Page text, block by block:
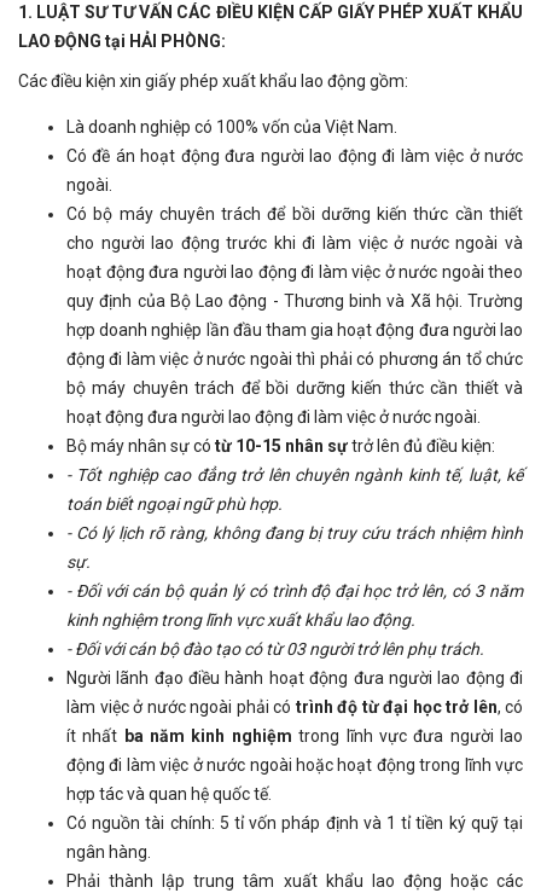
1. LUẬT SƯ TƯ VẤN CÁC ĐIỀU KIỆN CẤP GIẤY PHÉP XUẤT KHẨU
LAO ĐỘNG tại HẢI PHÒNG:
Các điều kiện xin giấy phép xuất khẩu lao động gồm:
Là doanh nghiệp có 100% vốn của Việt Nam.
Có đề án hoạt động đưa người lao động đi làm việc ở nước
ngoài.
Có bộ máy chuyên trách để bồi dưỡng kiến thức cần thiết
cho người lao động trước khi đi làm việc ở nước ngoài và
hoạt động đưa người lao động đi làm việc ở nước ngoài theo
quy định của Bộ Lao động - Thương binh và Xã hội. Trường
hợp doanh nghiệp lần đầu tham gia hoạt động đưa người lao
động đi làm việc ở nước ngoài thì phải có phương án tổ chức
bộ máy chuyên trách để bồi dưỡng kiến thức cần thiết và
hoạt động đưa người lao động đi làm việc ở nước ngoài.
Bộ máy nhân sự có từ 10-15 nhân sựtrở lên đủ điều kiện:
- Tốt nghiệp cao đẳng trở lên chuyên ngành kinh tế, luật, kế
toán biết ngoại ngữ phù hợp.
- Có lý lịch rõ ràng, không đang bị truy cứu trách nhiệm hình
sự.
- Đối với cán bộ quản lý có trình độ đại học trở lên, có 3 năm
kinh nghiệm trong lĩnh vực xuất khẩu lao động.
- Đối với cán bộ đào tạo có từ 03 người trở lên phụ trách.
Người lãnh đạo điều hành hoạt động đưa người lao động đi
làm việc ở nước ngoài phải có trình độ từ đại học trở lên, có
ít nhất ba năm kinh nghiệm trong lĩnh vực đưa người lao
động đi làm việc ở nước ngoài hoặc hoạt động trong lĩnh vực
hợp tác và quan hệ quốc tế.
Có nguồn tài chính: 5 tỉ vốn pháp định và 1 tỉ tiền ký quỹ tại
ngân hàng.
Phải thành lập trung tâm xuất khẩu lao động hoặc các